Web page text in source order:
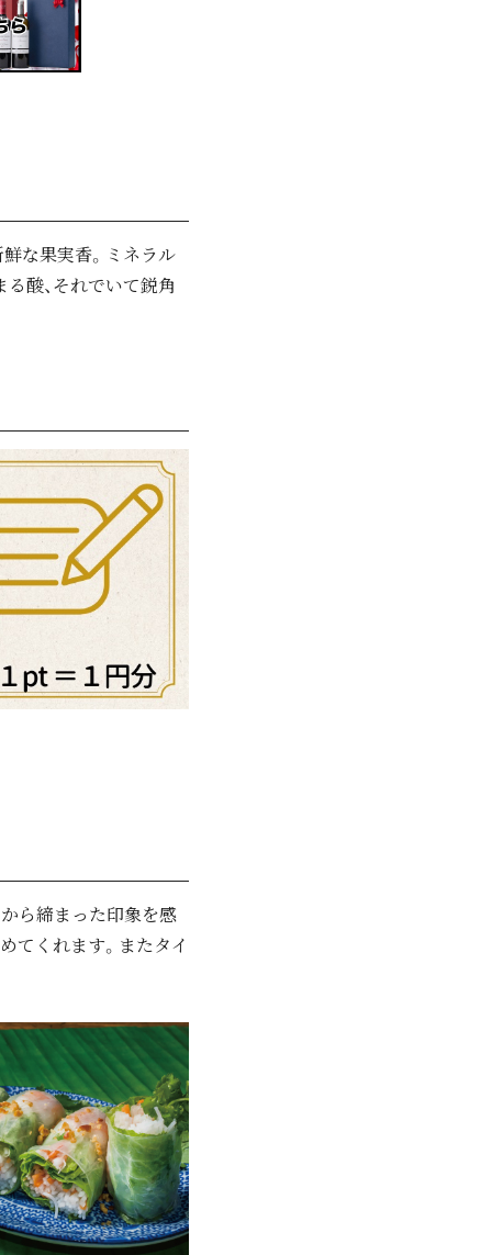
な果実香。ミネラル
酸、それでいて鋭角
ら締まった印象を感
てくれます。またタイ